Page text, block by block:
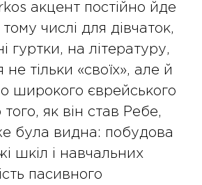
акцент постійно йде
числі для дівчаток,
гуртки, на літературу,
тільки «своїх», але й
широкого єврейського
як він став Ребе,
була видна: побудова
шкіл і навчальних
пасивного